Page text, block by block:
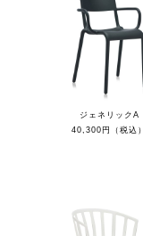
ジェネリックA
40,300円（税込）